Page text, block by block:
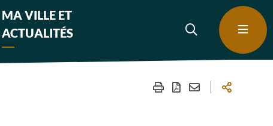
MA VILLE ET
ACTUALITÉS